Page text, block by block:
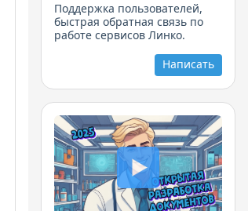
Поддержка пользователей,
быстрая обратная связь по
работе сервисов Линко.
Написать